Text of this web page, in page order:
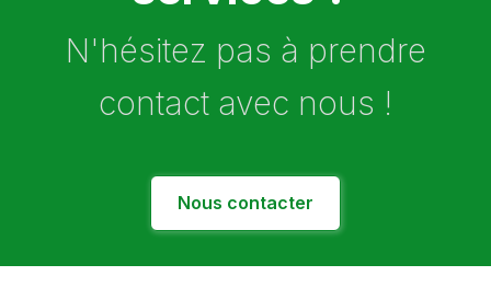
N'hésitez pas à prendre
contact avec nous !
Nous contacter